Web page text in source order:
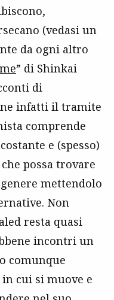
(vedasi un
da ogni altro
” di Shinkai
di
infatti il tramite
comprende
e (spesso)
possa trovare
mettendolo
Non
resta quasi
incontri un
comunque
cui si muove e